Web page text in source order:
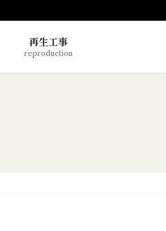
再生工事
reproduction